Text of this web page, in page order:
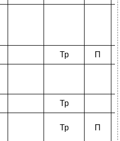
Тр П
Тр
Тр П